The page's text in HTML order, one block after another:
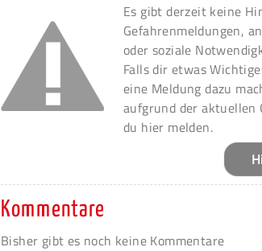
Es gibt derzeit keine
Gefahrenmeldungen,
oder soziale
Falls dir etwas
eine Meldung dazu
aufgrund der aktuellen
du hier melden.
Kommentare
Bisher gibt es noch keine Kommentare